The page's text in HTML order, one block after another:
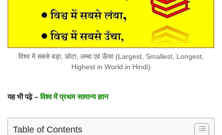
विश्व में सबसे बड़ा, छोटा, लम्बा एवं ऊँचा (Largest, Smallest, Longest,
Highest in World in Hindi)
यह भी पढ़े –विश्व में प्रथम सामान्य ज्ञान
Table of Contents